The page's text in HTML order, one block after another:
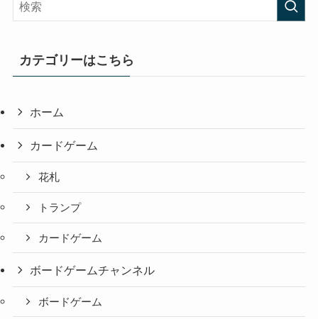
カテゴリーはこちら
ホーム
カードゲーム
花札
トランプ
カードゲーム
ボードゲームチャンネル
ボードゲーム